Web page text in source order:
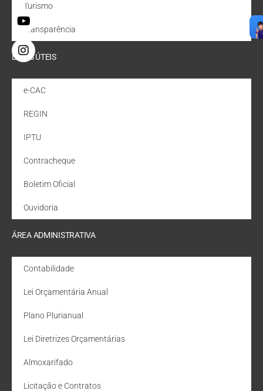
Turismo
Transparência
LINKS ÚTEIS
e-CAC
REGIN
IPTU
Contracheque
Boletim Oficial
Ouvidoria
ÁREA ADMINISTRATIVA
Contabilidade
Lei Orçamentária Anual
Plano Plurianual
Lei Diretrizes Orçamentárias
Almoxarifado
Licitação e Contratos